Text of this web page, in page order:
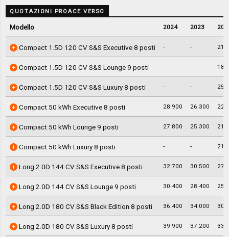
QUOTAZIONI PROACE VERSO
Modello 2024 2023
Compact 1.5D 120 CV S&S Executive 8 posti - -
Compact 1.5D 120 CV S&S Lounge 9 posti - -
Compact 1.5D 120 CV S&S Luxury 8 posti - -
Compact 50 kWh Executive 8 posti 28.900 26.300
Compact 50 kWh Lounge 9 posti 27.800 25.300
Compact 50 kWh Luxury 8 posti - -
Long 2.0D 144 CV S&S Executive 8 posti 32.700 30.500
Long 2.0D 144 CV S&S Lounge 9 posti 30.400 28.400
Long 2.0D 180 CV S&S Black Edition 8 posti 36.400 34.000
Long 2.0D 180 CV S&S Luxury 8 posti 39.900 37.200